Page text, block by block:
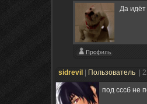
Да
sidrevil Пользователь |
под сссб не